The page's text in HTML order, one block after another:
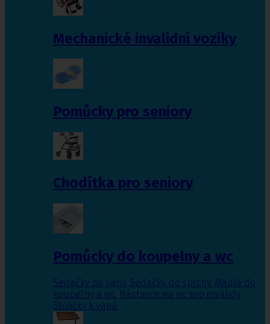
Mechanické invalidní vozíky
Pomůcky pro seniory
Chodítka pro seniory
Pomůcky do koupelny a wc
Sedačky do vany, Sedačky do sprchy, Madla do
koupelny a wc, Nástavce na wc pro invalidy,
Stoličky k vaně